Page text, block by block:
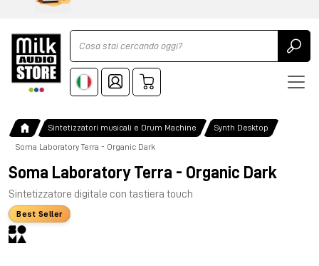
Ricerca
Sintetizzatori musicali e Drum Machine Synth Desktop
Soma Laboratory Terra - Organic Dark
Soma Laboratory Terra - Organic Dark
Sintetizzatore digitale con tastiera touch
Best Seller